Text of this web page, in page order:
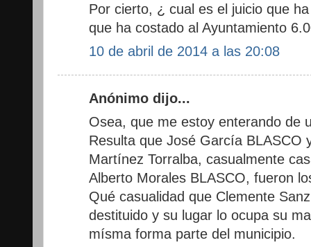
Por cierto, ¿ cual es el juicio que
que ha costado al Ayuntamiento
10 de abril de 2014 a las 20:08
Anónimo dijo...
Osea, que me estoy enterando de
Resulta que José García BLASCO
Martínez Torralba, casualmente
Alberto Morales BLASCO, fueron
Qué casualidad que Clemente
destituido y su lugar lo ocupa su
mísma forma parte del municipio.